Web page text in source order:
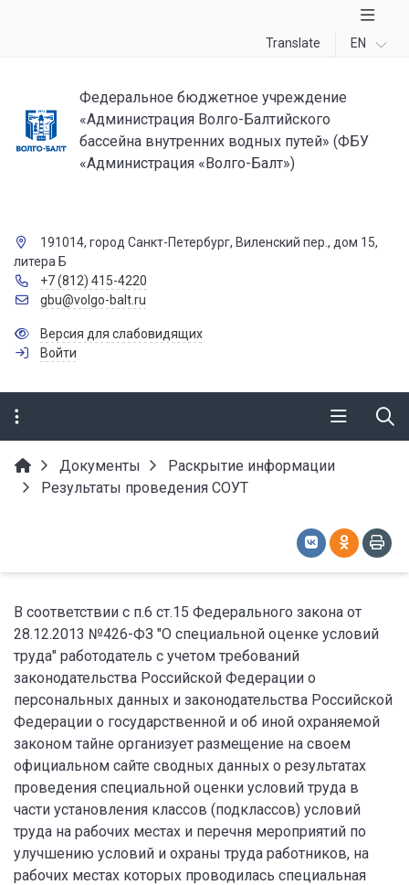
Translate EN
Федеральное бюджетное учреждение
«Администрация Волго-Балтийского
бассейна внутренних водных путей» (ФБУ
«Администрация «Волго-Балт»)
191014, город Санкт-Петербург, Виленский пер., дом 15,
литера Б
+7 (812) 415-4220
gbu@volgo-balt.ru
Версия для слабовидящих
Войти
Документы
Раскрытие информации
Результаты проведения СОУТ
В соответствии с п.6 ст.15 Федерального закона от
28.12.2013 №426-ФЗ "О специальной оценке условий
труда" работодатель с учетом требований
законодательства Российской Федерации о
персональных данных и законодательства Российской
Федерации о государственной и об иной охраняемой
законом тайне организует размещение на своем
официальном сайте сводных данных о результатах
проведения специальной оценки условий труда в
части установления классов (подклассов) условий
труда на рабочих местах и перечня мероприятий по
улучшению условий и охраны труда работников, на
рабочих местах которых проводилась специальная